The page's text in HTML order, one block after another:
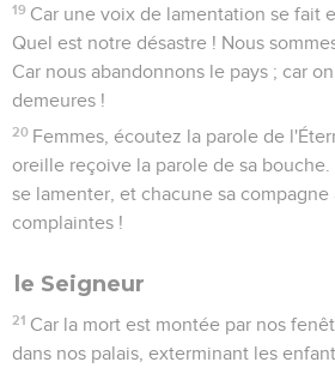
19 Car une voix de lamentation se fait
Quel est notre désastre ! Nous
Car nous abandonnons le pays ; car
demeures !
20 Femmes, écoutez la parole de
oreille reçoive la parole de sa
se lamenter, et chacune sa compagne
complaintes !
le Seigneur
21 Car la mort est montée par nos
dans nos palais, exterminant les